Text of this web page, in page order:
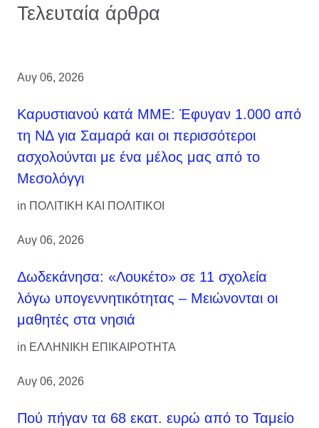
Τελευταία άρθρα
Αυγ 06, 2026
Καρυστιανού κατά ΜΜΕ: Έφυγαν 1.000 από
τη ΝΔ για Σαμαρά και οι περισσότεροι
ασχολούνται με ένα μέλος μας από το
Μεσολόγγι
in ΠΟΛΙΤΙΚΗ ΚΑΙ ΠΟΛΙΤΙΚΟΙ
Αυγ 06, 2026
Δωδεκάνησα: «Λουκέτο» σε 11 σχολεία
λόγω υπογεννητικότητας – Μειώνονται οι
μαθητές στα νησιά
in ΕΛΛΗΝΙΚΗ ΕΠΙΚΑΙΡΟΤΗΤΑ
Αυγ 06, 2026
Πού πήγαν τα 68 εκατ. ευρώ από το Ταμείο